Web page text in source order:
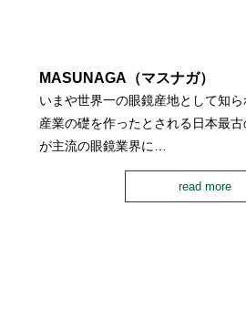
MASUNAGA（マスナガ）
いまや世界一の眼鏡産地として知
産業の礎を作ったとされる日本最
が主流の眼鏡業界に…
read more